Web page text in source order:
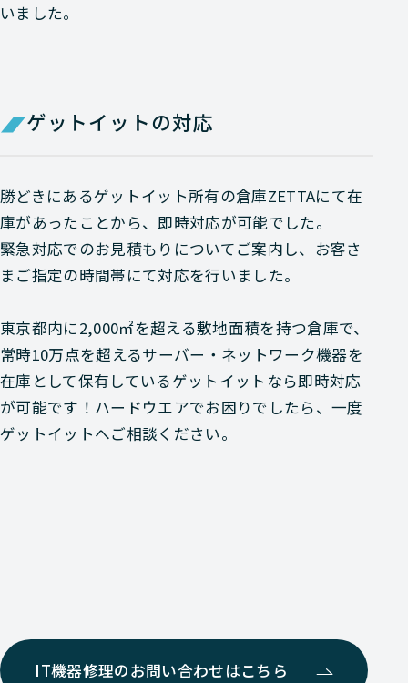
いました。
ゲットイットの対応
勝どきにあるゲットイット所有の倉庫ZETTAにて在
庫があったことから、即時対応が可能でした。
緊急対応でのお見積もりについてご案内し、お客さ
まご指定の時間帯にて対応を行いました。
東京都内に2,000㎡を超える敷地面積を持つ倉庫で、
常時10万点を超えるサーバー・ネットワーク機器を
在庫として保有しているゲットイットなら即時対応
が可能です！ハードウエアでお困りでしたら、一度
ゲットイットへご相談ください。
IT機器修理のお問い合わせはこちら